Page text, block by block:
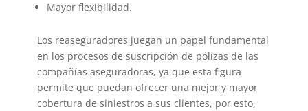
Mayor flexibilidad.
Los reaseguradores juegan un papel fundamental
en los procesos de suscripción de pólizas de las
compañías aseguradoras, ya que esta figura
permite que puedan ofrecer una mejor y mayor
cobertura de siniestros a sus clientes, por esto,